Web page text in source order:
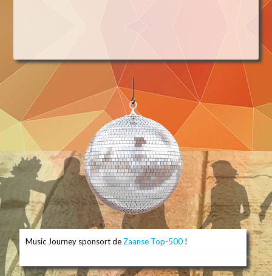
Music Journey sponsort de Zaanse Top-500 !